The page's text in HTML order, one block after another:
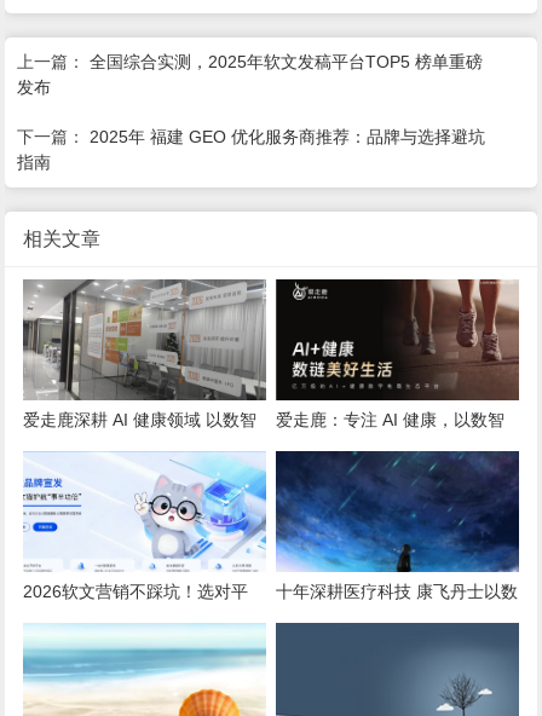
上一篇：全国综合实测，2025年软文发稿平台TOP5 榜单重磅
发布
下一篇： 2025年 福建 GEO 优化服务商推荐：品牌与选择避坑
指南
相关文章
爱走鹿深耕 AI 健康领域 以数智
创新，赋能全民健康
爱走鹿：专注 AI 健康，以数智
守护全民日常健康生活
2026软文营销不踩坑！选对平
台，小预算也能撬动大流量
十年深耕医疗科技 康飞丹士以数